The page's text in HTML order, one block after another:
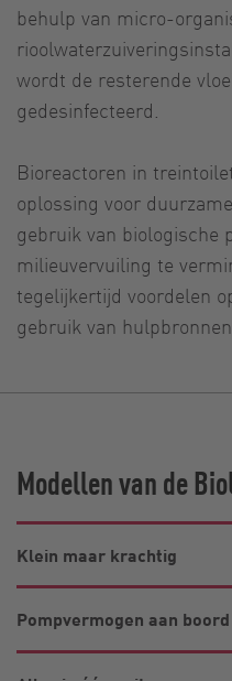
behulp van micro-
wordt de resterende
gedesinfecteerd.
Bioreactoren in
oplossing voor
gebruik van biologische
milieuvervuiling te
tegelijkertijd voordelen
gebruik van
Modellen van de
Klein maar krachtig
Pompvermogen aan boord